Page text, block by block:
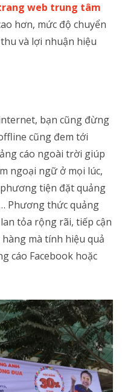
web trung tâm
hơn, mức độ chuyển
và lợi nhuận hiệu
bạn cũng đừng
cũng đem tới
cáo ngoài trời giúp
ngoại ngữ ở mọi lúc,
tiện đặt quảng
Phương thức quảng
tỏa rộng rãi, tiếp cận
mà tính hiệu quả
cáo Facebook hoặc